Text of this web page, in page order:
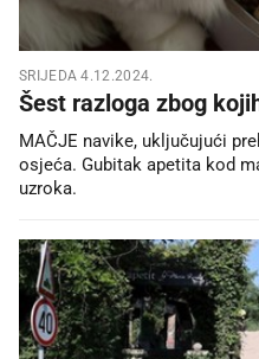
SRIJEDA 4.12.2024.
Šest razloga zbog
MAČJE navike, uključujući
osjeća. Gubitak apetita kod
uzroka.